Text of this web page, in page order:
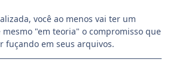
você ao menos vai ter um
"em teoria" o compromisso que
fuçando em seus arquivos.